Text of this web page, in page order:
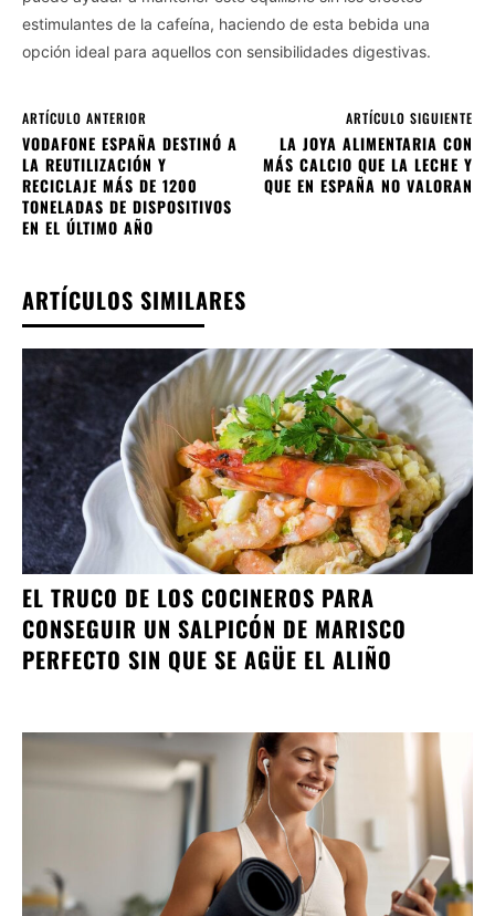
estimulantes de la cafeína, haciendo de esta bebida una
opción ideal para aquellos con sensibilidades digestivas.
ARTÍCULO ANTERIOR
VODAFONE ESPAÑA DESTINÓ A
LA REUTILIZACIÓN Y
RECICLAJE MÁS DE 1200
TONELADAS DE DISPOSITIVOS
EN EL ÚLTIMO AÑO
ARTÍCULO SIGUIENTE
LA JOYA ALIMENTARIA CON
MÁS CALCIO QUE LA LECHE Y
QUE EN ESPAÑA NO VALORAN
ARTÍCULOS SIMILARES
EL TRUCO DE LOS COCINEROS PARA
CONSEGUIR UN SALPICÓN DE MARISCO
PERFECTO SIN QUE SE AGÜE EL ALIÑO